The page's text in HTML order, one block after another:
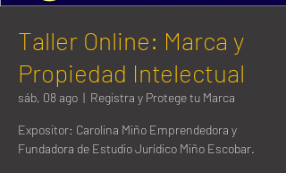
Taller Online: Marca y
Propiedad Intelectual
sáb, 08 ago
  |
Registra y Protege tu Marca
Expositor: Carolina Miño Emprendedora y
Fundadora de Estudio Jurídico Miño Escobar.